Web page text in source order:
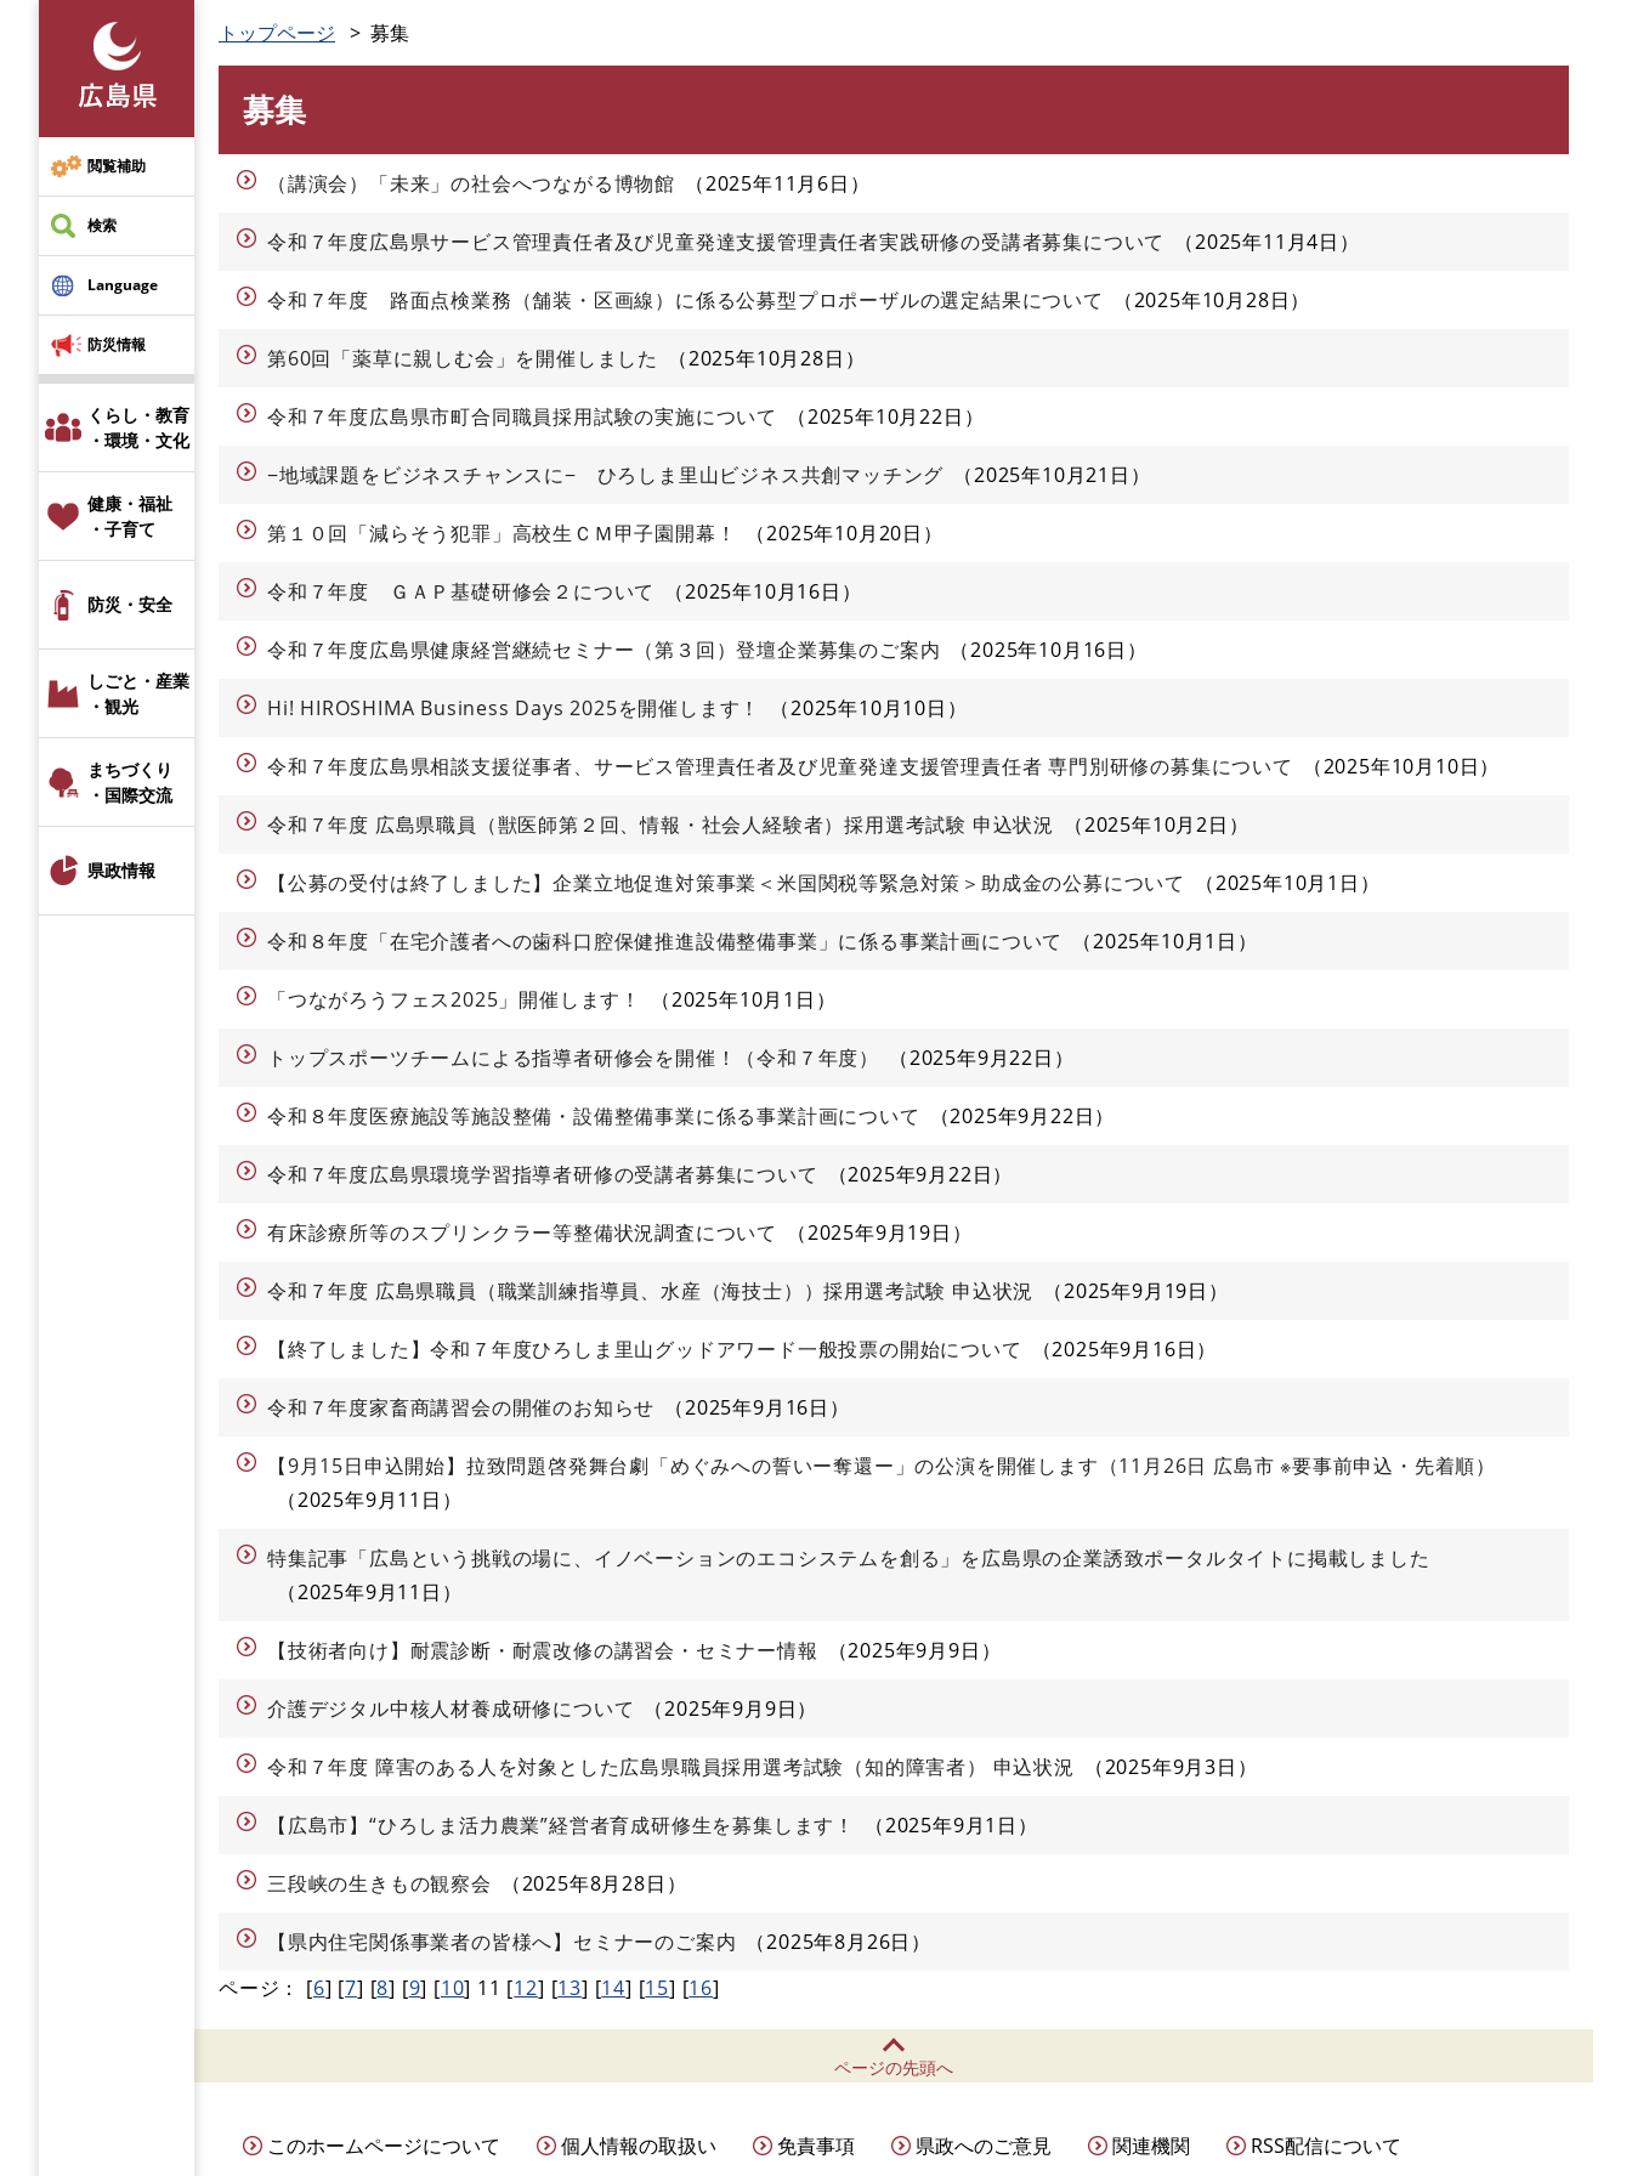
先
頭
で
す
閲覧補助
検索
Language
防災情報
くらし・教育
・環境・文化
健康・福祉
・子育て
防災・安全
しごと・産業
・観光
まちづくり
・国際交流
県政情報
トップページ 募集
募集
（講演会）「未来」の社会へつながる博物館 2025年11月6日
令和７年度広島県サービス管理責任者及び児童発達支援管理責任者実践研修の受講者募集について 2025年11月4日
令和７年度 路面点検業務（舗装・区画線）に係る公募型プロポーザルの選定結果について 2025年10月28日
第60回「薬草に親しむ会」を開催しました 2025年10月28日
令和７年度広島県市町合同職員採用試験の実施について 2025年10月22日
−地域課題をビジネスチャンスに− ひろしま里山ビジネス共創マッチング 2025年10月21日
第１０回「減らそう犯罪」高校生ＣＭ甲子園開幕！ 2025年10月20日
令和７年度 ＧＡＰ基礎研修会２について 2025年10月16日
令和７年度広島県健康経営継続セミナー（第３回）登壇企業募集のご案内 2025年10月16日
Hi! HIROSHIMA Business Days 2025を開催します！ 2025年10月10日
令和７年度広島県相談支援従事者、サービス管理責任者及び児童発達支援管理責任者 専門別研修の募集について 2025年10月10日
令和７年度 広島県職員（獣医師第２回、情報・社会人経験者）採用選考試験 申込状況 2025年10月2日
【公募の受付は終了しました】企業立地促進対策事業＜米国関税等緊急対策＞助成金の公募について 2025年10月1日
令和８年度「在宅介護者への歯科口腔保健推進設備整備事業」に係る事業計画について 2025年10月1日
「つながろうフェス2025」開催します！ 2025年10月1日
トップスポーツチームによる指導者研修会を開催！（令和７年度） 2025年9月22日
令和８年度医療施設等施設整備・設備整備事業に係る事業計画について 2025年9月22日
令和７年度広島県環境学習指導者研修の受講者募集について 2025年9月22日
有床診療所等のスプリンクラー等整備状況調査について 2025年9月19日
令和７年度 広島県職員（職業訓練指導員、水産（海技士））採用選考試験 申込状況 2025年9月19日
【終了しました】令和７年度ひろしま里山グッドアワード一般投票の開始について 2025年9月16日
令和７年度家畜商講習会の開催のお知らせ 2025年9月16日
【9月15日申込開始】拉致問題啓発舞台劇「めぐみへの誓いー奪還ー」の公演を開催します（11月26日 広島市 ※要事前申込・先着順）
2025年9月11日
特集記事「広島という挑戦の場に、イノベーションのエコシステムを創る」を広島県の企業誘致ポータルタイトに掲載しました
2025年9月11日
【技術者向け】耐震診断・耐震改修の講習会・セミナー情報 2025年9月9日
介護デジタル中核人材養成研修について 2025年9月9日
令和７年度 障害のある人を対象とした広島県職員採用選考試験（知的障害者） 申込状況 2025年9月3日
【広島市】“ひろしま活力農業”経営者育成研修生を募集します！ 2025年9月1日
三段峡の生きもの観察会 2025年8月28日
【県内住宅関係事業者の皆様へ】セミナーのご案内
2025年8月26日
ページ：
[6] [7] [8] [9] [10] 11 [12] [13] [14] [15] [16]
ページの先頭へ
このホームページについて 個人情報の取扱い 免責事項 県政へのご意見 関連機関 RSS配信について